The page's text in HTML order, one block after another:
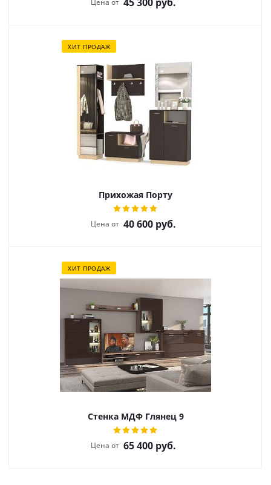
Цена от
ХИТ ПРОДАЖ
Прихожая Порту
Цена от 40 600 руб.
ХИТ ПРОДАЖ
Стенка МДФ Глянец 9
Цена от 65 400 руб.